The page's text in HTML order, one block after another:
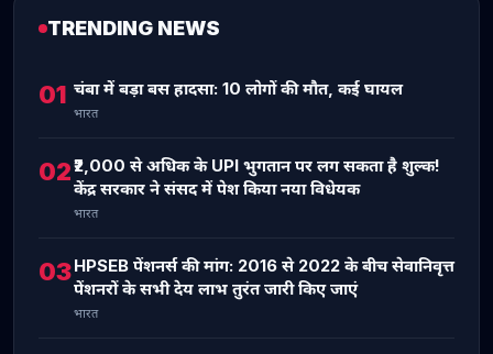
TRENDING NEWS
01 चंबा में बड़ा बस हादसा: 10 लोगों की मौत, कई घायल
भारत
02₹2,000 से अधिक के UPI भुगतान पर लग सकता है शुल्क!
केंद्र सरकार ने संसद में पेश किया नया विधेयक
भारत
03HPSEB पेंशनर्स की मांग: 2016 से 2022 के बीच सेवानिवृत्त
पेंशनरों के सभी देय लाभ तुरंत जारी किए जाएं
भारत